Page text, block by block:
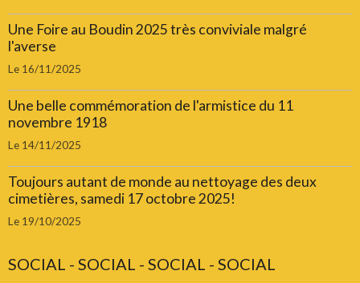
Une Foire au Boudin 2025 très conviviale malgré
l'averse
Le 16/11/2025
Une belle commémoration de l'armistice du 11
novembre 1918
Le 14/11/2025
Toujours autant de monde au nettoyage des deux
cimetières, samedi 17 octobre 2025!
Le 19/10/2025
SOCIAL - SOCIAL - SOCIAL - SOCIAL